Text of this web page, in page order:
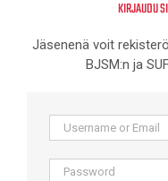
KIRJAUDU
Jäsenenä voit
BJSM:n ja